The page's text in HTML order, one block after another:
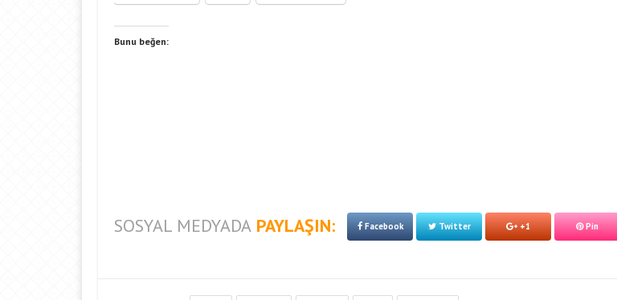
Bunu beğen:
SOSYAL MEDYADA PAYLAŞIN: Facebook Twitter +1 Pin